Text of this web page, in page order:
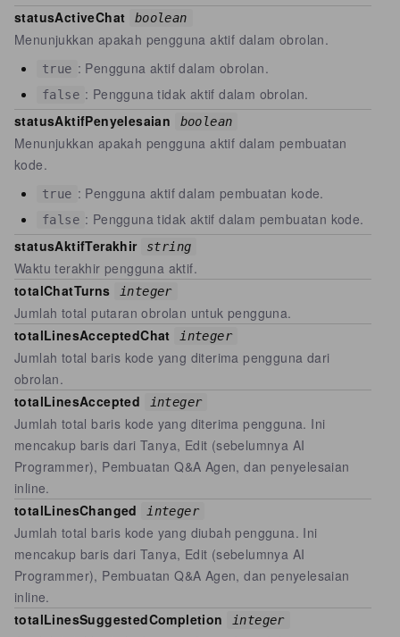
statusActiveChat
boolean
Menunjukkan apakah pengguna aktif dalam obrolan.
true : Pengguna aktif dalam obrolan.
false : Pengguna tidak aktif dalam obrolan.
statusAktifPenyelesaian
boolean
Menunjukkan apakah pengguna aktif dalam pembuatan
kode.
true : Pengguna aktif dalam pembuatan kode.
false : Pengguna tidak aktif dalam pembuatan kode.
statusAktifTerakhir
string
Waktu terakhir pengguna aktif.
totalChatTurns
integer
Jumlah total putaran obrolan untuk pengguna.
totalLinesAcceptedChat
integer
Jumlah total baris kode yang diterima pengguna dari
obrolan.
totalLinesAccepted
integer
Jumlah total baris kode yang diterima pengguna. Ini
mencakup baris dari Tanya, Edit (sebelumnya AI
Programmer), Pembuatan Q&A Agen, dan penyelesaian
inline.
totalLinesChanged
integer
Jumlah total baris kode yang diubah pengguna. Ini
mencakup baris dari Tanya, Edit (sebelumnya AI
Programmer), Pembuatan Q&A Agen, dan penyelesaian
inline.
totalLinesSuggestedCompletion
integer